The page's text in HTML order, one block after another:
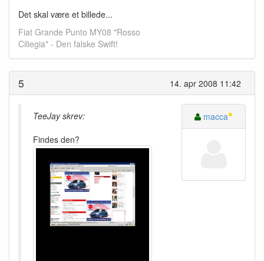
Det skal være et billede...
Fiat Grande Punto MY08 "Rosso
Ciliegia" - Den falske Swift!
14. apr 2008 11:42
5
TeeJay skrev:
Findes den?
macca